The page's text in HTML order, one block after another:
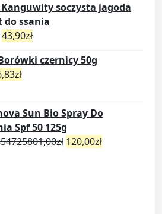
soczysta jagoda
do ssania
43,90zł
czernicy 50g
zł
Sun Bio Spray Do
Spf 50 125g
zł 120,00zł